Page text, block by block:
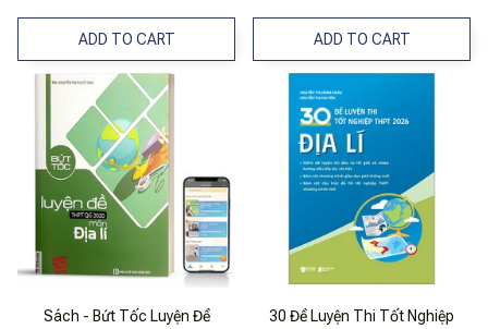
ADD TO CART ADD TO CART
Sách - Bứt Tốc Luyện Đề
30 Đề Luyện Thi Tốt Nghiệp